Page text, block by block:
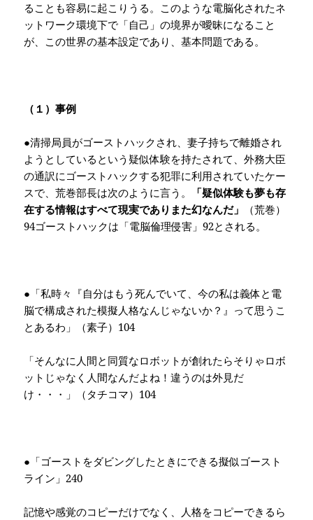
ることも容易に起こりうる。このような電脳化されたネ
ットワーク環境下で「自己」の境界が曖昧になること
が、この世界の基本設定であり、基本問題である。
（１）事例
●清掃局員がゴーストハックされ、妻子持ちで離婚され
ようとしているという疑似体験を持たされて、外務大臣
の通訳にゴーストハックする犯罪に利用されていたケー
スで、荒巻部長は次のように言う。
「疑似体験も夢も存
在する情報はすべて現実でありまた幻なんだ」
（荒巻）
94ゴーストハックは「電脳倫理侵害」92とされる。
●「私時々『自分はもう死んでいて、今の私は義体と電
脳で構成された模擬人格なんじゃないか？』って思うこ
とあるわ」（素子） 104
「そんなに人間と同質なロボットが創れたらそりゃロボ
ットじゃなく人間なんだよね！違うのは外見だ
け・・・」（タチコマ） 104
●「ゴーストをダビングしたときにできる擬似ゴースト
ライン」240
記憶や感覚のコピーだけでなく、人格をコピーできるら